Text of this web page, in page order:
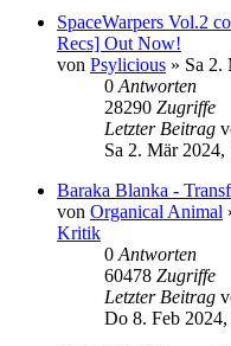
SpaceWarpers Vol.2
Recs] Out Now!
von Psylicious » Sa 2.
0 Antworten
28290 Zugriffe
Letzter Beitrag
Sa 2. Mär 2024,
Baraka Blanka -
von Organical Animal
Kritik
0 Antworten
60478 Zugriffe
Letzter Beitrag
Do 8. Feb